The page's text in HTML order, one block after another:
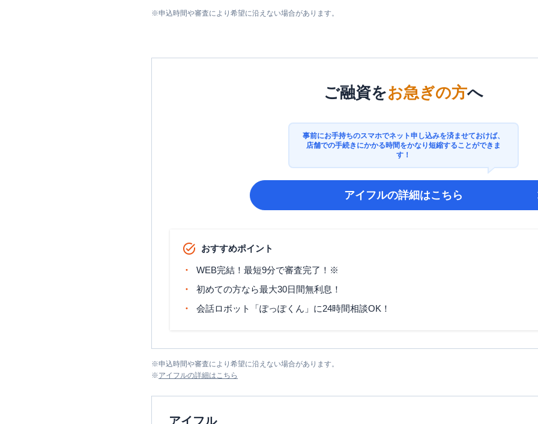
※申込時間や審査により希望に沿えない場合があります。
ご融資をお急ぎの方へ
事前にお手持ちのスマホでネット申し込みを済ませておけば、
店舗での手続きにかかる時間をかなり短縮することができま
す！
アイフルの詳細はこちら
おすすめポイント
WEB完結！最短9分で審査完了！※
初めての方なら最大30日間無利息！
会話ロボット「ぽっぽくん」に24時間相談OK！
※申込時間や審査により希望に沿えない場合があります。
※アイフルの詳細はこちら
アイフル